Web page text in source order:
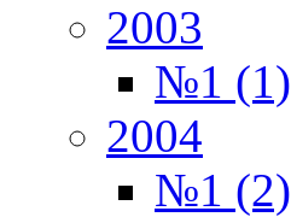
2003
№1 (1)
2004
№1 (2)